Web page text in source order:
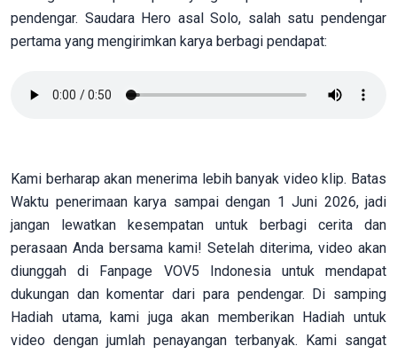
pendengar. Saudara Hero asal Solo, salah satu pendengar
pertama yang mengirimkan karya berbagi pendapat:
Kami berharap akan menerima lebih banyak video klip. Batas
Waktu penerimaan karya sampai dengan 1 Juni 2026, jadi
jangan lewatkan kesempatan untuk berbagi cerita dan
perasaan Anda bersama kami! Setelah diterima, video akan
diunggah di Fanpage VOV5 Indonesia untuk mendapat
dukungan dan komentar dari para pendengar. Di samping
Hadiah utama, kami juga akan memberikan Hadiah untuk
video dengan jumlah penayangan terbanyak. Kami sangat